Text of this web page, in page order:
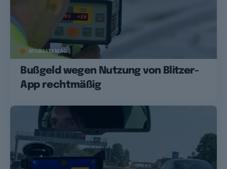
MOBILITYMAG
Bußgeld wegen Nutzung von Blitzer-
App rechtmäßig